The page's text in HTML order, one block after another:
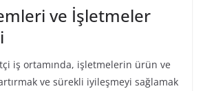
ve İşletmeler
iş ortamında, işletmelerin ürün ve
ve sürekli iyileşmeyi sağlamak